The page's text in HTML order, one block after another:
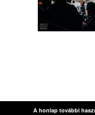
A honlap további